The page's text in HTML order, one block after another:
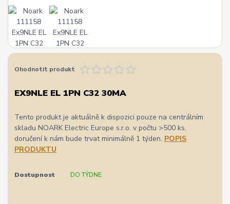
Ohodnotit produkt
EX9NLE EL 1PN C32 30MA
Tento produkt je aktuálně k dispozici pouze na centrálním
skladu NOARK Electric Europe s.r.o. v počtu >500 ks,
doručení k nám bude trvat minimálně 1 týden. POPIS
PRODUKTU
Dostupnost DO TÝDNE